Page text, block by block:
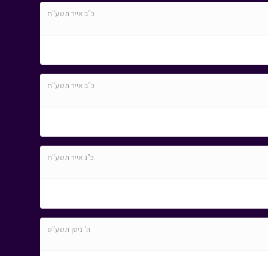
כ"ב אייר תשע"ח
כ"ב אייר תשע"ח
כ"ג אייר תשע"ח
ה' ניסן תשע"ט